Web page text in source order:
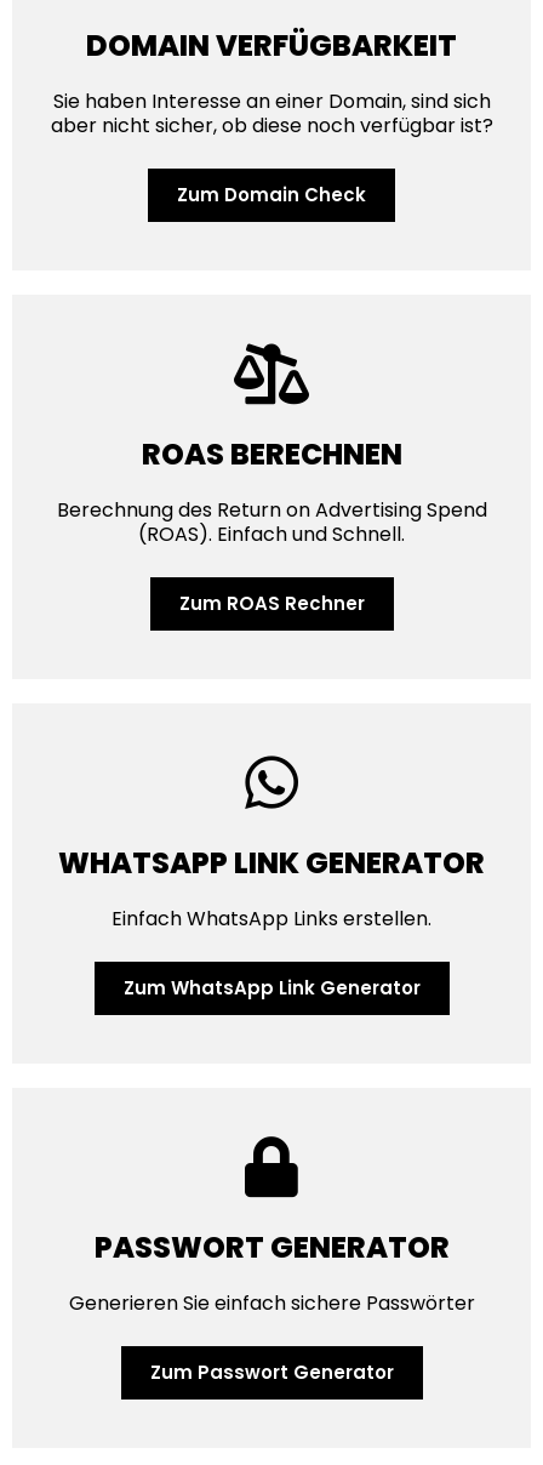
DOMAIN VERFÜGBARKEIT
Sie haben Interesse an einer Domain, sind sich
aber nicht sicher, ob diese noch verfügbar ist?
Zum Domain Check
ROAS BERECHNEN
Berechnung des Return on Advertising Spend
(ROAS). Einfach und Schnell.
Zum ROAS Rechner
WHATSAPP LINK GENERATOR
Einfach WhatsApp Links erstellen.
Zum WhatsApp Link Generator
PASSWORT GENERATOR
Generieren Sie einfach sichere Passwörter
Zum Passwort Generator